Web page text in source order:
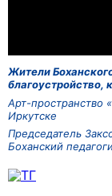
Жители
благоустройство,
Арт-пространство
Иркутске
Председатель
Боханский